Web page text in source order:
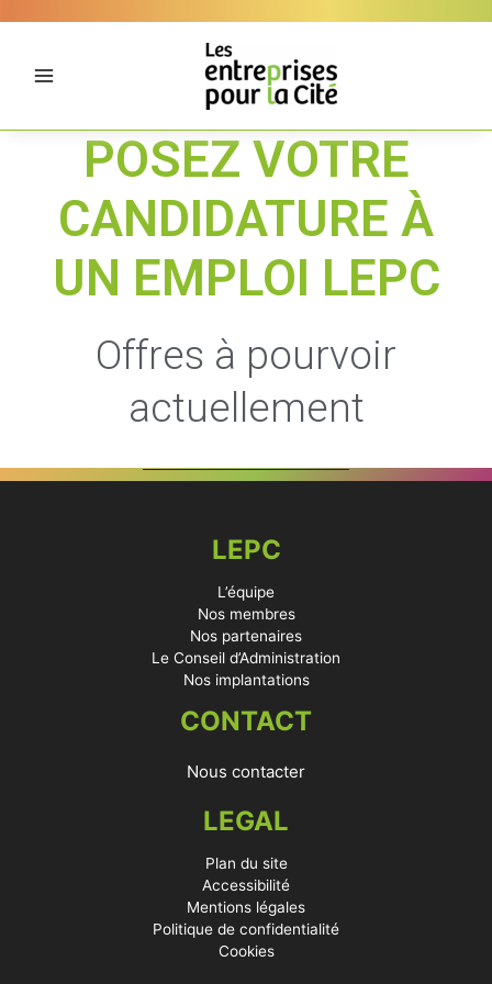
POSEZ VOTRE
CANDIDATURE À
UN EMPLOI LEPC
Offres à pourvoir
actuellement
LEPC
L’équipe
Nos membres
Nos partenaires
Le Conseil d’Administration
Nos implantations
CONTACT
Nous contacter
LEGAL
Plan du site
Accessibilité
Mentions légales
Politique de confidentialité
Cookies